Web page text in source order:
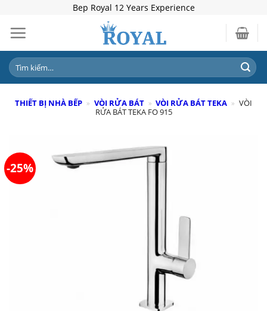
content
Bep Royal 12 Years Experience
Tìm
kiếm:
THIẾT BỊ NHÀ BẾP » VÒI RỬA BÁT » VÒI RỬA BÁT TEKA » VÒI
RỬA BÁT TEKA FO 915
-25%